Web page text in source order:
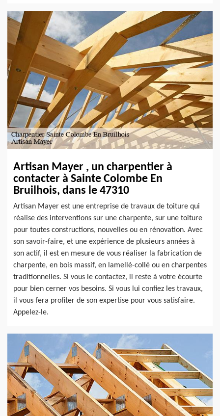
Artisan Mayer , un charpentier à
contacter à Sainte Colombe En
Bruilhois, dans le 47310
Artisan Mayer est une entreprise de travaux de toiture qui
réalise des interventions sur une charpente, sur une toiture
pour toutes constructions, nouvelles ou en rénovation. Avec
son savoir-faire, et une expérience de plusieurs années à
son actif, il est en mesure de vous réaliser la fabrication de
charpente, en bois massif, en lamellé-collé ou en charpentes
traditionnelles. Si vous le contactez, il reste à votre écourte
pour bien cerner vos besoins. Si vous lui confiez les travaux,
il vous fera profiter de son expertise pour vous satisfaire.
Appelez-le.